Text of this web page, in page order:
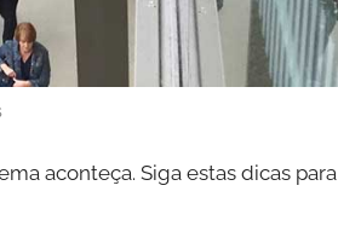
aconteça. Siga estas dicas para